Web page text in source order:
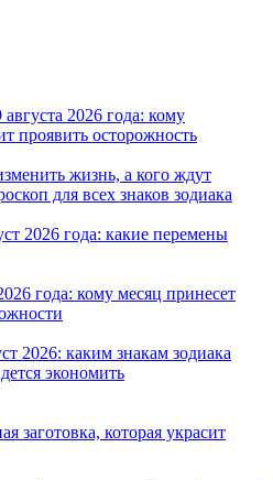
2026 года: кому
проявить осторожность
жизнь, а кого ждут
для всех знаков зодиака
2026 года: какие перемены
года: кому месяц принесет
2026: каким знакам зодиака
экономить
заготовка, которая украсит